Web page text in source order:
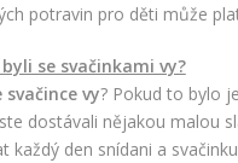
potravin pro děti může
se svačinkami vy?
vy? Pokud to bylo
dostávali nějakou malou
den snídani a